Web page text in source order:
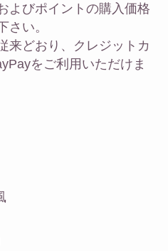
よびポイントの購入価格
さい。
来どおり、クレジットカ
をご利用いただけま